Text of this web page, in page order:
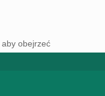
aby obejrzeć